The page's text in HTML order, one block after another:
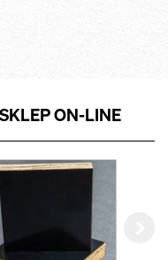
SKLEP ON-LINE